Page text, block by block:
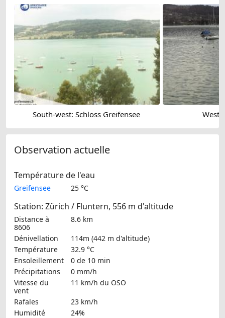
South-west: Schloss Greifensee West:
Observation actuelle
Température de l'eau
Greifensee 25 °C
Station: Zürich / Fluntern, 556 m d'altitude
Distance à
8606
8.6 km
Dénivellation
114m (442 m d'altitude)
Température
32.9 °C
Ensoleillement
0 de 10 min
Précipitations
0 mm/h
Vitesse du
vent
11 km/h du OSO
Rafales
23 km/h
Humidité
24%